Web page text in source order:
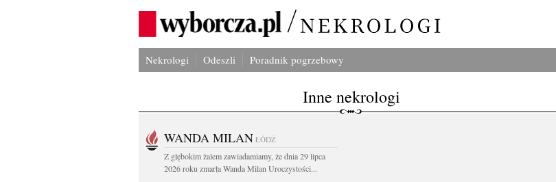
Nekrologi Odeszli Poradnik pogrzebowy
Inne nekrologi
WANDA MILAN ŁÓDŹ
Z głębokim żalem zawiadamiamy, że dnia 29 lipca
2026 roku zmarła Wanda Milan Uroczystości...